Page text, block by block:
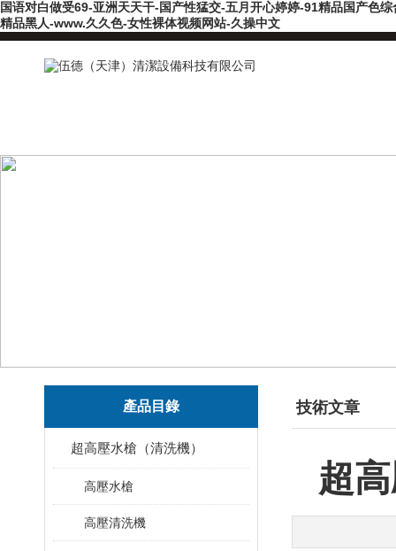
国语对白做受69-亚洲天天干-国产性猛交-五月开心婷婷-91精品国产色
精品黑人-www.久久色-女性裸体视频网站-久操中文
產品目錄
超高壓水槍（清洗機）
高壓水槍
高壓清洗機
技術文章
超